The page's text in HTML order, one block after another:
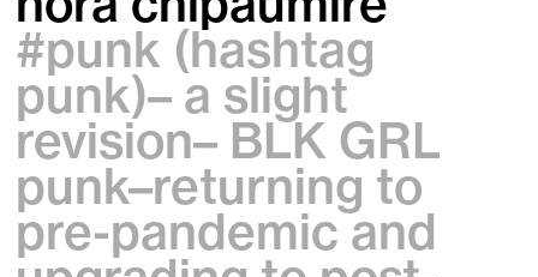
#punk (hashtag
punk)– ­a slight
revision– BLK GRL
punk–returning to
pre-pandemic and